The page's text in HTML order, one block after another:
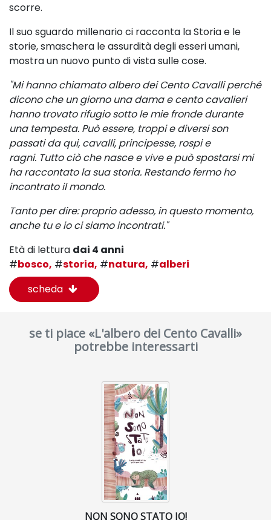
scorre.
Il suo sguardo millenario ci racconta la Storia e le
storie, smaschera le assurdità degli esseriumani,
mostra un nuovo punto di vista sulle cose.
"Mi hanno chiamato albero dei Cento Cavalliperché
dicono che un giorno una damae cento cavalieri
hanno trovato rifugiosotto le mie fronde durante
una tempesta. Può essere, troppi e diversi son
passatida qui, cavalli, principesse, rospi e
ragni. Tutto ciò che nasce e vive e può spostarsimi
ha raccontato la sua storia. Restando fermo ho
incontrato il mondo.
Tanto per dire: proprio adesso, in questomomento,
anche tu e io ci siamo incontrati."
Età di lettura dai 4 anni
#bosco, #storia, #natura, #alberi
scheda
se ti piace «L'albero dei Cento Cavalli»
potrebbe interessarti
NON SONO STATO IO!